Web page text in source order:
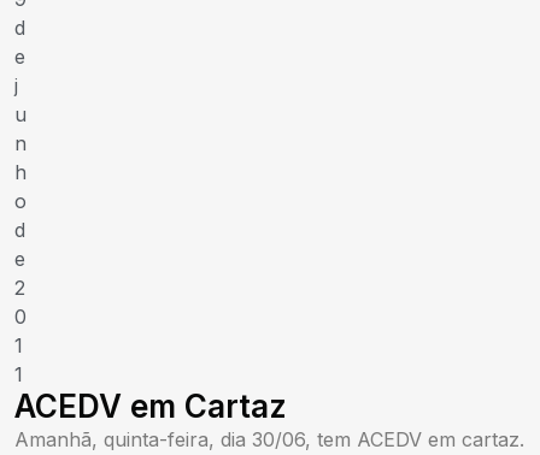
d
e
j
u
n
h
o
d
e
2
0
1
1
ACEDV em Cartaz
Amanhã, quinta-feira, dia 30/06, tem ACEDV em cartaz.